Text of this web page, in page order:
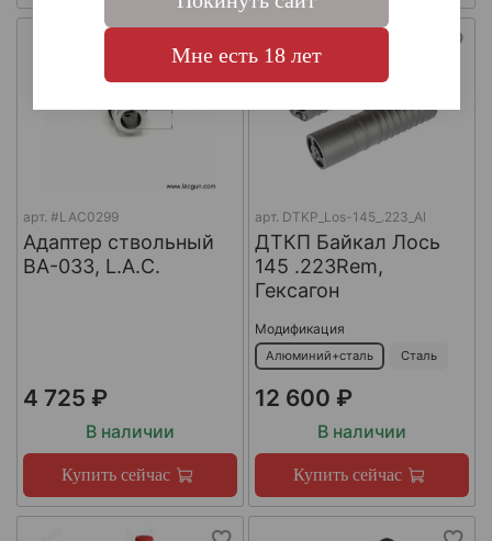
арт. #LAC0299
Адаптер ствольный
BA-033, L.A.C.
4 725 ₽
В наличии
Купить сейчас
арт. DTKP_Los-145_.223_Al
ДТКП Байкал Лось
145 .223Rem,
Гексагон
Модификация
Алюминий+сталь Сталь
12 600 ₽
В наличии
Купить сейчас
Мне есть 18 лет